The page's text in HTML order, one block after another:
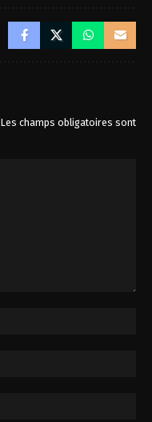
Les champs obligatoires sont